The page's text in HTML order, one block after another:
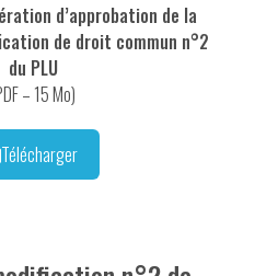
d’approbation de la
de droit commun n°2
du PLU
– 15 Mo)
Télécharger